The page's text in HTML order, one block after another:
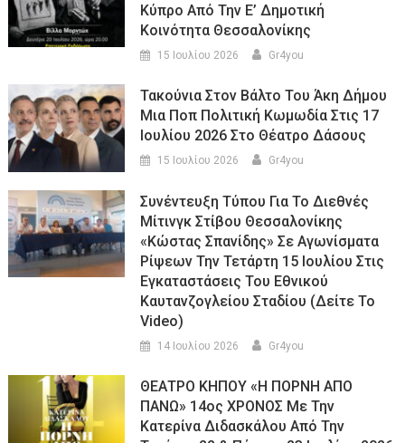
Κύπρο Από Την Ε’ Δημοτική
Κοινότητα Θεσσαλονίκης
15 Ιουλίου 2026 Gr4you
Τακούνια Στον Βάλτο Του Άκη Δήμου
Μια Ποπ Πολιτική Κωμωδία Στις 17
Ιουλίου 2026 Στο Θέατρο Δάσους
15 Ιουλίου 2026 Gr4you
Συνέντευξη Τύπου Για Το Διεθνές
Μίτινγκ Στίβου Θεσσαλονίκης
«Κώστας Σπανίδης» Σε Αγωνίσματα
Ρίψεων Την Τετάρτη 15 Ιουλίου Στις
Εγκαταστάσεις Του Εθνικού
Καυτανζογλείου Σταδίου (Δείτε Το
Video)
14 Ιουλίου 2026 Gr4you
ΘΕΑΤΡΟ ΚΗΠΟΥ «Η ΠΟΡΝΗ ΑΠΟ
ΠΑΝΩ» 14ος ΧΡΟΝΟΣ Με Την
Κατερίνα Διδασκάλου Από Την